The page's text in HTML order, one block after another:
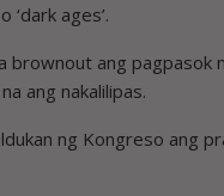
ages’.
brownout ang pagpasok
ang nakalilipas.
ng Kongreso ang